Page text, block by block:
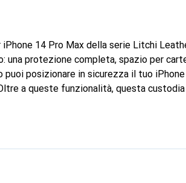
14 Pro Max della serie Litchi
una protezione completa, spazio per
posizionare in sicurezza il tuo
a queste funzionalità, questa
La fotocamera posteriore e la porta di